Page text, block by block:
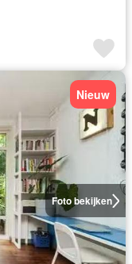
Foto bekijken
Nieuw